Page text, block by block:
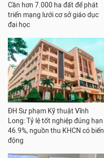
Cần hơn 7.000 ha đất để phát
triển mạng lưới cơ sở giáo dục
đại học
ĐH Sư phạm Kỹ thuật Vĩnh
Long: Tỷ lệ tốt nghiệp đúng hạn
46.9%, nguồn thu KHCN có biến
động